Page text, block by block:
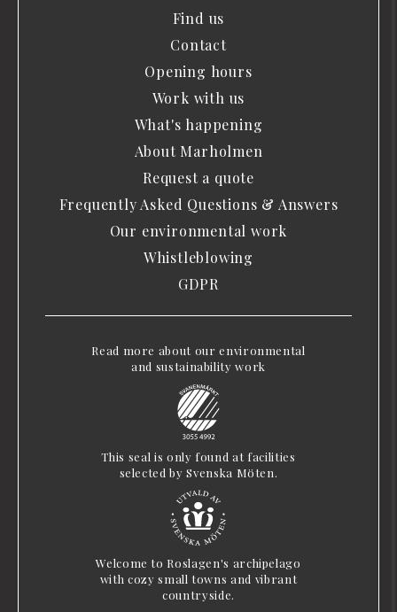
Find us
Contact
Opening hours
Work with us
What's happening
About Marholmen
Request a quote
Frequently Asked Questions & Answers
Our environmental work
Whistleblowing
GDPR
Read more about our environmental
and sustainability work
This seal is only found at facilities
selected by Svenska Möten.
Welcome to Roslagen's archipelago
with cozy small towns and vibrant
countryside.